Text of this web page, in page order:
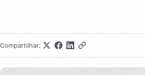
Compartilhar: